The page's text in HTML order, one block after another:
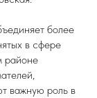
более
в сфере
районе
важную роль в